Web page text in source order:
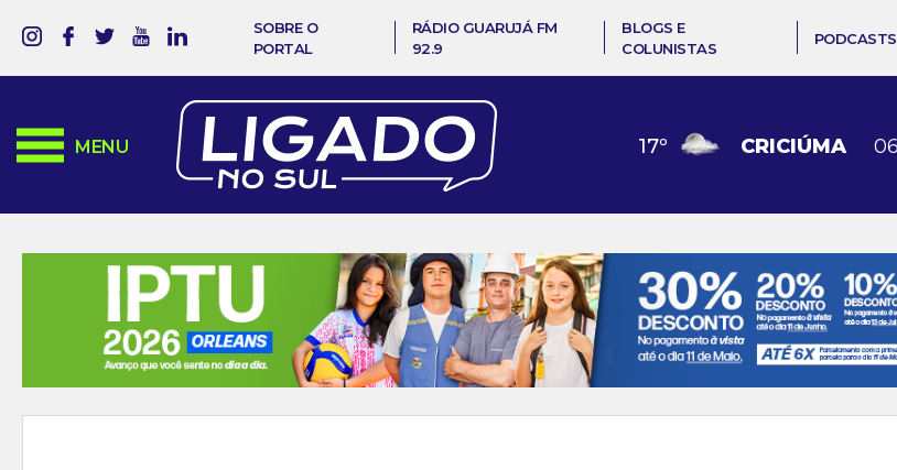
SOBRE O
PORTAL
RÁDIO GUARUJÁ FM
92.9
BLOGS E
COLUNISTAS
PODCASTS
MENU 17º CRICIÚMA